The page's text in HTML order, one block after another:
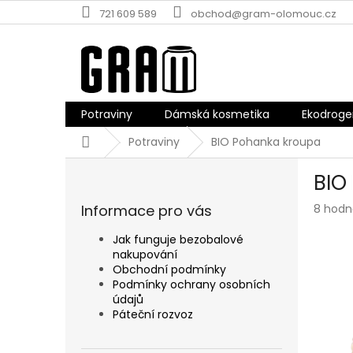
na
721 609 589 obchod@gram-olomouc.cz
Potraviny Dámská kosmetika
DomůPotraviny BIO Pohanka kroupa
Informace pro vás
Jak funguje bezobalové
nakupování
Obchodní podmínky
Podmínky ochrany osobních
údajů
Páteční rozvoz
8